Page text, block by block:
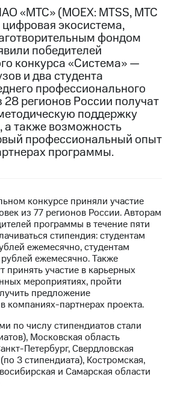
«МТС» (MOEX: MTSS, МТС
экосистема,
фондом
победителей
конкурса «Система» —
и два студента
профессионального
регионов России получат
поддержку
а также возможность
профессиональный опыт
программы.
конкурсе приняли участие
из 77 регионов России. Авторам
программы в течение пяти
стипендия: студентам
ежемесячно, студентам
ежемесячно. Также
принять участие в карьерных
мероприятиях, пройти
предложение
компаниях-партнерах проекта.
по числу стипендиатов стали
Московская область
Петербург, Свердловская
3 стипендиата), Костромская,
и Самарская области